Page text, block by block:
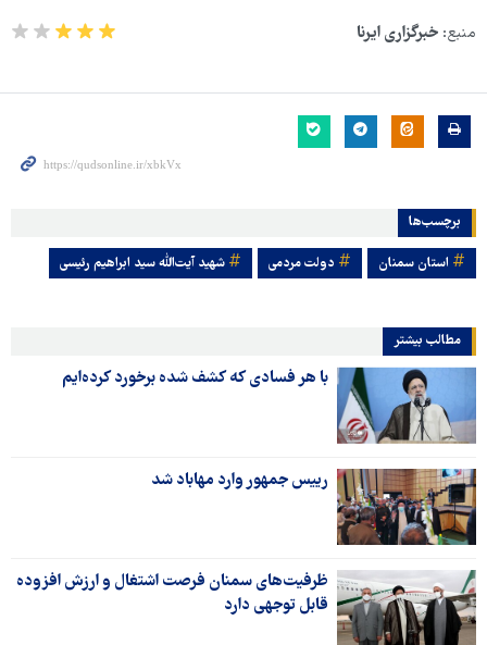
منبع: خبرگزاری ایرنا
برچسب‌ها
استان سمنان دولت مردمی شهید آیت‌الله سید ابراهیم رئیسی
مطالب بیشتر
با هر فسادی که کشف شده برخورد کرده‌ایم
رییس جمهور وارد مهاباد شد
ظرفیت‌های سمنان فرصت اشتغال و ارزش افزوده
قابل توجهی دارد